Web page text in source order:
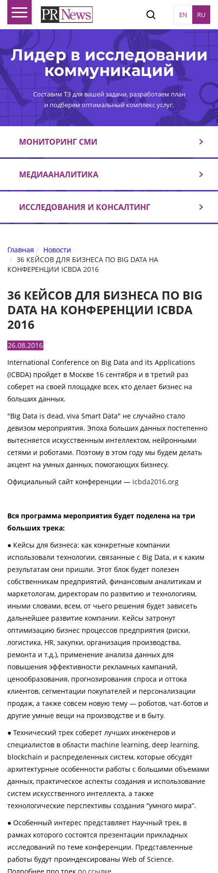
EN RU
Лидер в исследовании
коммуникаций
Составим ТЗ для вашей задачи, разработаем план
и подберем оптимальный комплекс услуг.
МОНИТОРИНГ СМИ
МЕДИААНАЛИТИКА
ИССЛЕДОВАНИЯ И КОНСАЛТИНГ
Главная
Новости
36 КЕЙСОВ ДЛЯ БИЗНЕСА ПО BIG DATA НА
КОНФЕРЕНЦИИ ICBDA 2016
36 КЕЙСОВ ДЛЯ БИЗНЕСА ПО BIG
DATA НА КОНФЕРЕНЦИИ ICBDA
2016
26.08.2016
International Conference on Big Data and its Applications
(ICBDA) пройдет в Москве 16 сентября и в третий раз
соберет на своей площадке всех, кто делает бизнес на
больших данных.
"Big Data is dead, viva Smart Data" не случайно стало
девизом мероприятия. Эпоха больших данных постепенно
вытесняется искусственным интеллектом, нейронными
сетями и роботами. Поэтому в этом году мы будем делать
акцент на умных данных, помогающих бизнесу.
Официальный сайт конференции — icbda2016.org
Вся программа мероприятия будет поделена на три
больших трека:
● Кейсы для бизнеса: как конкретные компании
использовали технологии, связанные с Big Data, и к каким
результатам они пришли. Этот блок будет полезен
собственникам предприятий, финансовым аналитикам и
маркетологам, директорам по развитию и технологиям,
иными словами, всем, от чьего решения будет зависеть
дальнейшее развитие компании. Кейсы затронут
оптимизацию бизнес процессов предприятия (риски,
логистика, HR, закупки, организация производства,
ремонта и т.д.), применение анализа данных для
повышения эффективности рекламных кампаний,
ценообразования, прогнозирования спроса и оттока
клиентов, сегментации покупателей и персонализации
продаж, а также совсем новую тему — роботов, чат-ботов и
другие умные вещи на производстве и в быту.
● Технический трек соберет лучших инженеров и
специалистов в области machine learning, deep learning,
blockchain и распределенных систем, которые обсудят
архитектурные особенности работы с большими объемами
данных, практическое аспекты создания и использование
систем искусственного интеллекта, а также
технологические перспективы создания “умного мира”.
● Особенный интерес представляет Научный трек, в
рамках которого состоятся презентации прикладных
исследований по теме конференции. Представленные
работы будут проиндексированы Web of Science.